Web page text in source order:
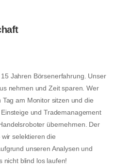
Jahren Börsenerfahrung. Unser
nehmen und Zeit sparen. Wer
am Monitor sitzen und die
und Trademanagement
übernehmen. Der
selektieren die
unseren Analysen und
nicht blind los laufen!